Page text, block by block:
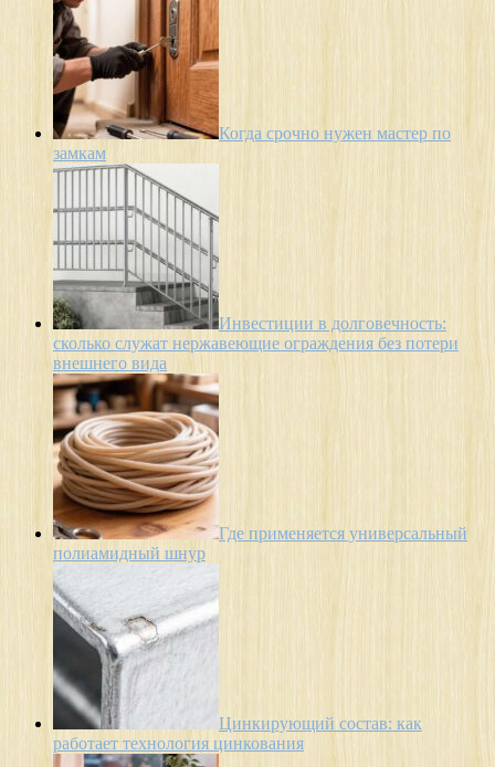
Когда срочно нужен мастер по
замкам
Инвестиции в долговечность:
сколько служат нержавеющие ограждения без потери
внешнего вида
Где применяется универсальный
полиамидный шнур
Цинкирующий состав: как
работает технология цинкования